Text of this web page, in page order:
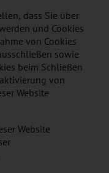
dass Sie über
und Cookies
von Cookies
sowie
beim Schließen
von
Website
Website